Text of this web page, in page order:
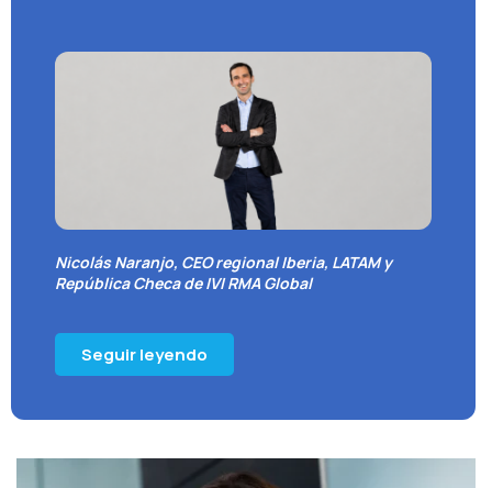
Nicolás Naranjo, CEO regional Iberia, LATAM y
República Checa de IVI RMA Global
Seguir leyendo